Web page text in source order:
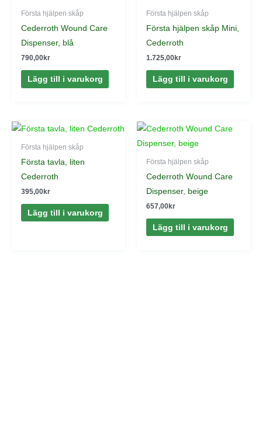
Första hjälpen skåp
Cederroth Wound Care
Dispenser, blå
790,00kr
Lägg till i varukorg
Första hjälpen skåp
Första hjälpen skåp Mini,
Cederroth
1.725,00kr
Lägg till i varukorg
Första hjälpen skåp
Första tavla, liten
Cederroth
395,00kr
Lägg till i varukorg
Första hjälpen skåp
Cederroth Wound Care
Dispenser, beige
657,00kr
Lägg till i varukorg